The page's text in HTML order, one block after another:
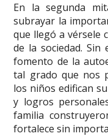
En la segunda
subrayar la
que llegó a vérsele
de la sociedad.
fomento de la
tal grado que nos
los niños edifican
y logros
familia
fortalece sin